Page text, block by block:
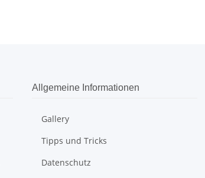
Allgemeine Informationen
Gallery
Tipps und Tricks
Datenschutz